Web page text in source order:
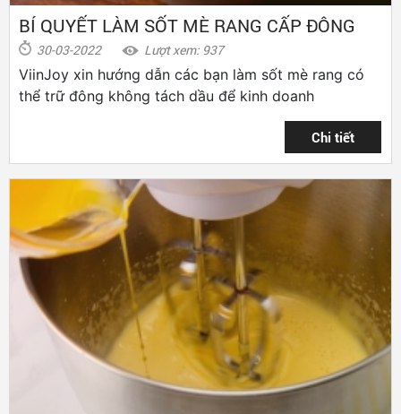
BÍ QUYẾT LÀM SỐT MÈ RANG CẤP ĐÔNG
30-03-2022 Lượt xem: 937
ViinJoy xin hướng dẫn các bạn làm sốt mè rang có
thể trữ đông không tách dầu để kinh doanh